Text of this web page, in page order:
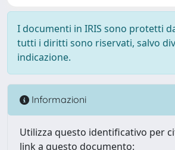
I documenti in IRIS sono protetti
tutti i diritti sono riservati, salvo
indicazione.
Informazioni
Utilizza questo identificativo per
link a questo documento: